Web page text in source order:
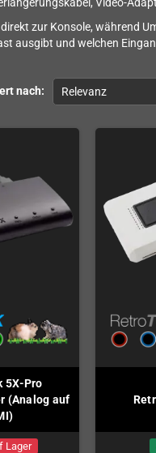
Video-
zur Konsole, während
ausgibt und welchen
nach: Relevanz
5X-Pro
(Analog auf
Lager